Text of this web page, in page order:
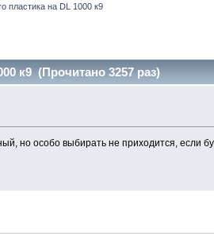
пластика на DL 1000 к9
к9 (Прочитано 3257 раз)
но особо выбирать не приходится, если